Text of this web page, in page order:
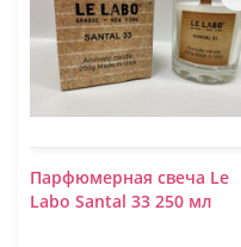
Парфюмерная свеча Le
Labo Santal 33 250 мл